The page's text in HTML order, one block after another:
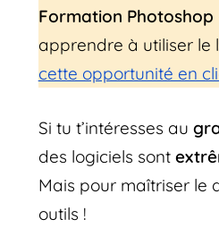
Formation Photoshop
apprendre à utiliser le
cette opportunité en
Si tu t’intéresses au
des logiciels sont
Mais pour maîtriser le
outils !